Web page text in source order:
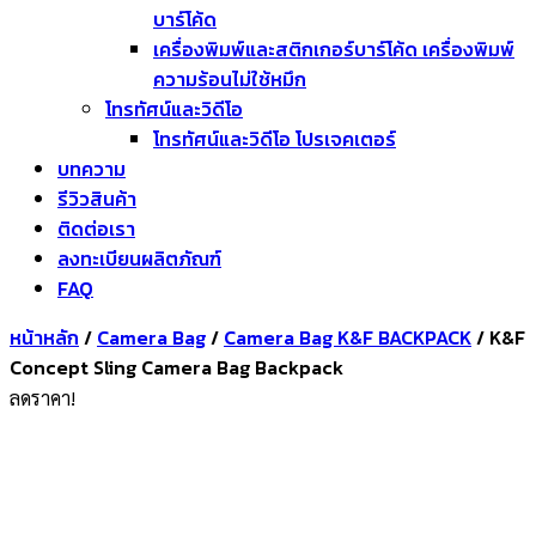
บาร์โค้ด
เครื่องพิมพ์และสติกเกอร์บาร์โค้ด เครื่องพิมพ์
ความร้อนไม่ใช้หมึก
โทรทัศน์และวิดีโอ
โทรทัศน์และวิดีโอ โปรเจคเตอร์
บทความ
รีวิวสินค้า
ติดต่อเรา
ลงทะเบียนผลิตภัณฑ์
FAQ
หน้าหลัก / Camera Bag/ Camera Bag K&F BACKPACK/ K&F
Concept Sling Camera Bag Backpack
ลดราคา!